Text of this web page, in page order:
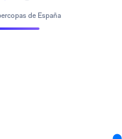
de España